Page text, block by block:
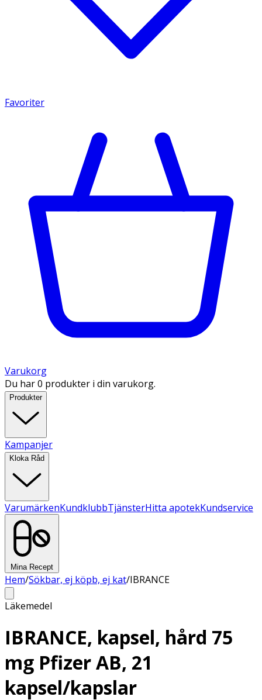
Favoriter
Varukorg
Du har 0 produkter i din varukorg.
Produkter
Kampanjer
Kloka Råd
VarumärkenKundklubbTjänsterHitta apotekKundservice
Mina Recept
Hem/Sökbar, ej köpb, ej kat/IBRANCE
Läkemedel
IBRANCE, kapsel, hård 75
mg Pfizer AB, 21
kapsel/kapslar